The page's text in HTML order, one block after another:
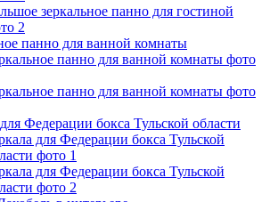
зеркальное панно для гостиной
2
панно для ванной комнаты
панно для ванной комнаты фото
панно для ванной комнаты фото
Федерации бокса Тульской области
для Федерации бокса Тульской
фото 1
для Федерации бокса Тульской
фото 2